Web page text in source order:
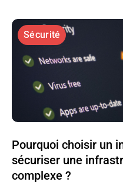
Sécurité
Pourquoi choisir un
sécuriser une
complexe ?